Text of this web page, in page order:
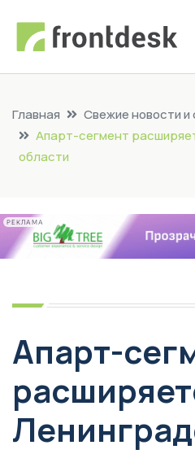
Главная
Свежие новости и
Апарт-сегмент
области
РЕКЛАМА
Апарт-